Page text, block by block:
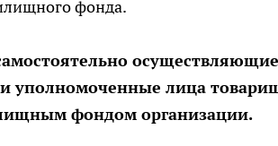
фонда.
лица
фондом организации.